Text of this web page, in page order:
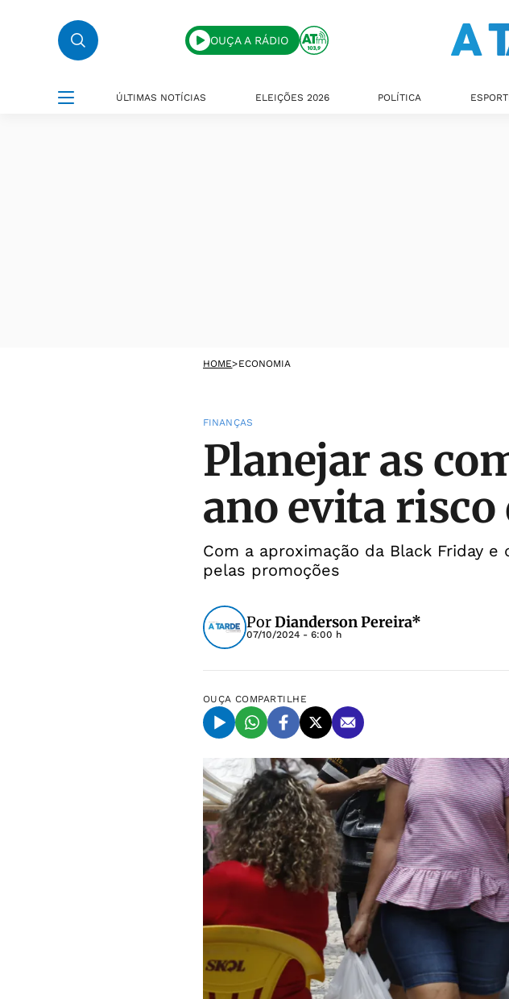
OUÇA A RÁDIO
ÚLTIMAS NOTÍCIAS ELEIÇÕES 2026 POLÍTICA
HOME>ECONOMIA
FINANÇAS
Planejar as
ano evita
Com a aproximação da Black Friday
pelas promoções
PorDianderson Pereira*
07/10/2024 - 6:00 h
OUÇA COMPARTILHE